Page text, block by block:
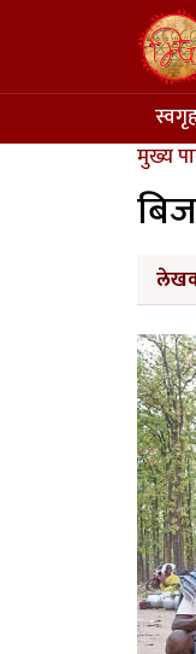
Skip to main content
Main
मुख्य